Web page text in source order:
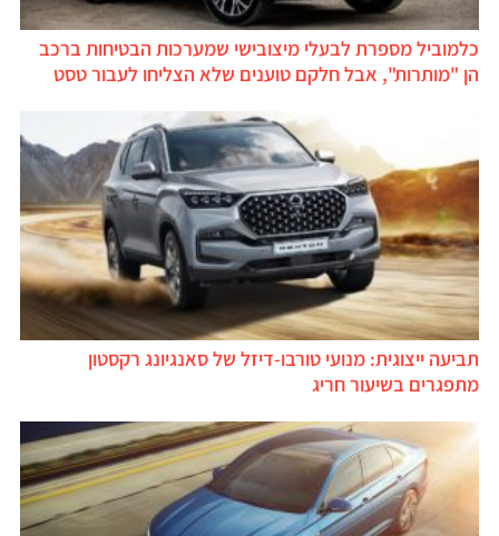
כלמוביל מספרת לבעלי מיצובישי שמערכות הבטיחות ברכב
הן "מותרות", אבל חלקם טוענים שלא הצליחו לעבור טסט
תביעה ייצוגית: מנועי טורבו-דיזל של סאנגיונג רקסטון
מתפגרים בשיעור חריג